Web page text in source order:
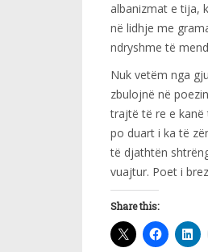
albanizmat e tija,
në lidhje me
ndryshme të
Nuk vetëm nga
zbulojnë në
trajtë të re e kanë
po duart i ka të
të djathtën
vuajtur. Poet i
Share this: